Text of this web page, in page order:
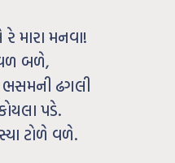
મનવા!
બળે,
ઢગલી
પડે.
ટોળે વળે.